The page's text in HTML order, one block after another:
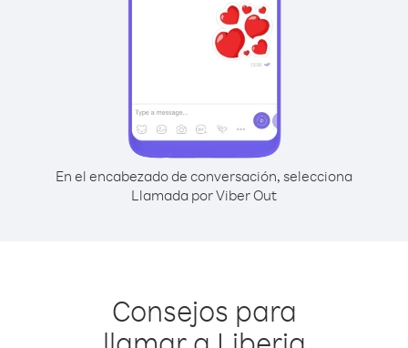
En el encabezado de conversación, selecciona
Llamada por Viber Out
Consejos para